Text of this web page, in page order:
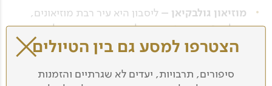
מוזיאון גולבקיאן – ליסבון היא עיר רבת מוזיאונים,
גדולים כקטנים. מוזיאון גולבקיאן שווה ביקור לא רק
בגלל אוסף האמנות הנפלא שלו, אלא גם בשל מבנהו
המרשים והגנים המטופחים שסביבו. שני מוזיאונים
מומלצים נוספים הם האסולחוס – מוזיאון האריחים,
הצטרפו למסע גם בין הטיולים
סיפורים, תרבויות, יעדים לא שגרתיים והזמנות